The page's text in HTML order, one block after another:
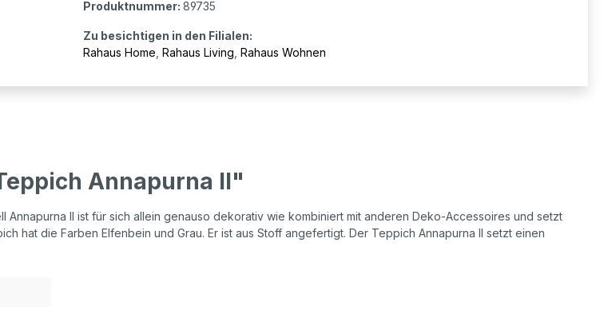
Produktnummer: 89735
Zu besichtigen in den Filialen:
Rahaus Home Rahaus Living Rahaus Wohnen
Annapurna II"
II ist für sich allein genauso dekorativ wie kombiniert mit anderen Deko-Accessoires und setzt
hat die Farben Elfenbein und Grau. Er ist aus Stoff angefertigt. Der Teppich Annapurna II setzt einen